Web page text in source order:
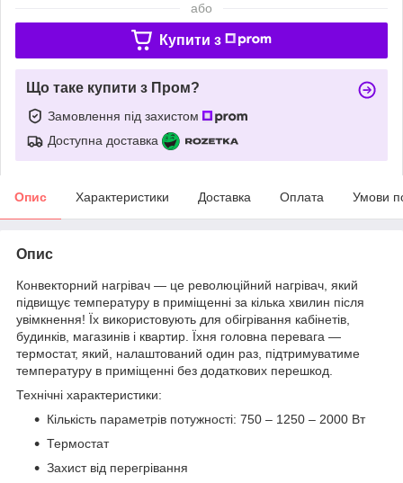
або
Купити з
Що таке купити з Пром?
Замовлення під захистом
Доступна доставка
Опис Характеристики Доставка Оплата Умови
Опис
Конвекторний нагрівач — це революційний нагрівач, який
підвищує температуру в приміщенні за кілька хвилин після
увімкнення! Їх використовують для обігрівання кабінетів,
будинків, магазинів і квартир. Їхня головна перевага —
термостат, який, налаштований один раз, підтримуватиме
температуру в приміщенні без додаткових перешкод.
Технічні характеристики:
Кількість параметрів потужності: 750 – 1250 – 2000 Вт
Термостат
Захист від перегрівання